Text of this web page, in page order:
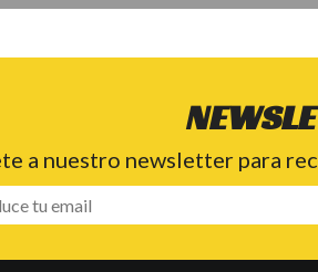
a nuestro newsletter para